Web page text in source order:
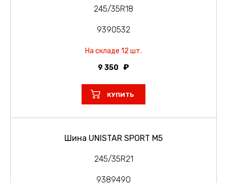
245/35R18
9390532
На складе 12 шт.
9 350
КУПИТЬ
Шина UNISTAR SPORT M5
245/35R21
9389490